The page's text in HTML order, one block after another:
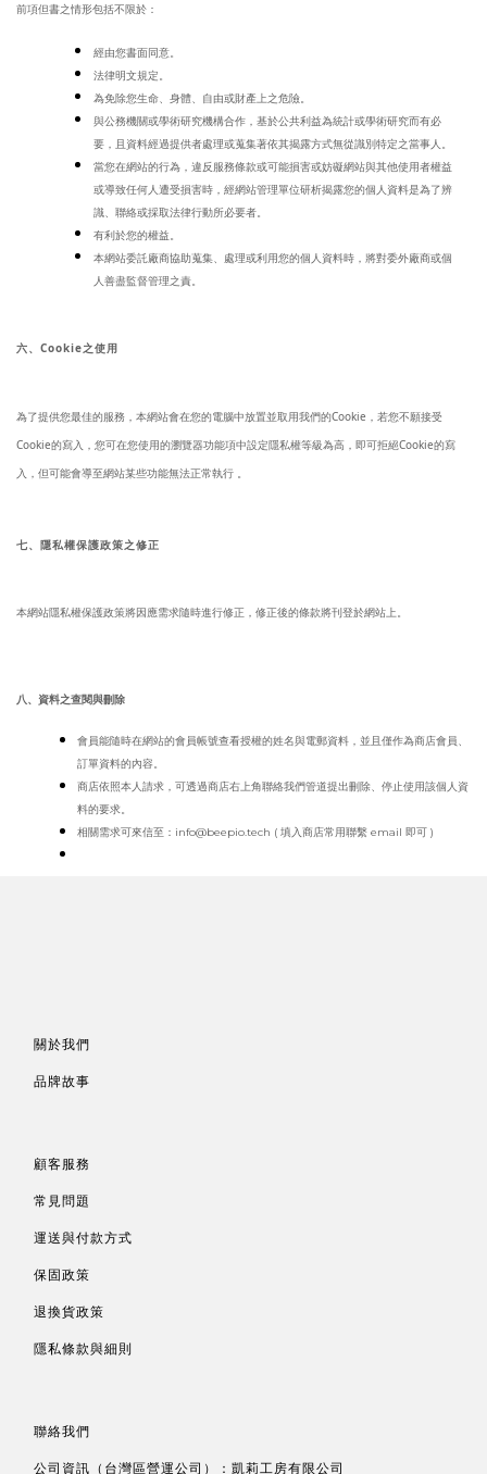
前項但書之情形包括不限於：
經由您書面同意。
法律明文規定。
為免除您生命、身體、自由或財產上之危險。
與公務機關或學術研究機構合作，基於公共利益為統計或學術研究而有必
要，且資料經過提供者處理或蒐集著依其揭露方式無從識別特定之當事人。
當您在網站的行為，違反服務條款或可能損害或妨礙網站與其他使用者權益
或導致任何人遭受損害時，經網站管理單位研析揭露您的個人資料是為了辨
識、聯絡或採取法律行動所必要者。
有利於您的權益。
本網站委託廠商協助蒐集、處理或利用您的個人資料時，將對委外廠商或個
人善盡監督管理之責。
六、Cookie之使用
為了提供您最佳的服務，本網站會在您的電腦中放置並取用我們的Cookie，若您不願接受
Cookie的寫入，您可在您使用的瀏覽器功能項中設定隱私權等級為高，即可拒絕Cookie的寫
入，但可能會導至網站某些功能無法正常執行 。
七、隱私權保護政策之修正
本網站隱私權保護政策將因應需求隨時進行修正，修正後的條款將刊登於網站上。
八、資料之查閱與刪除
會員能隨時在網站的會員帳號查看授權的姓名與電郵資料，並且僅作為商店會員、
訂單資料的內容。
商店依照本人請求，可透過商店右上角聯絡我們管道提出刪除、停止使用該個人資
料的要求。
相關需求可來信至：info@beepio.tech ( 填入商店常用聯繫 email 即可 )
關於我們
品牌故事
顧客服務
常見問題
運送與付款方式
保固政策
退換貨政策
隱私條款與細則
聯絡我們
公司資訊（台灣區營運公司）：凱莉工房有限公司